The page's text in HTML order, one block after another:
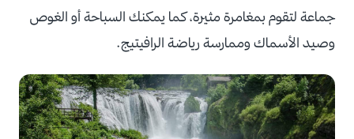
جماعة لتقوم بمغامرة مثيرة، كما يمكنك السباحة أو الغوص
وصيد الأسماك وممارسة رياضة الرافيتيج.